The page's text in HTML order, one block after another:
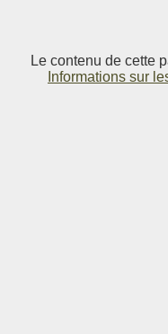
Le contenu de cette
Informations sur